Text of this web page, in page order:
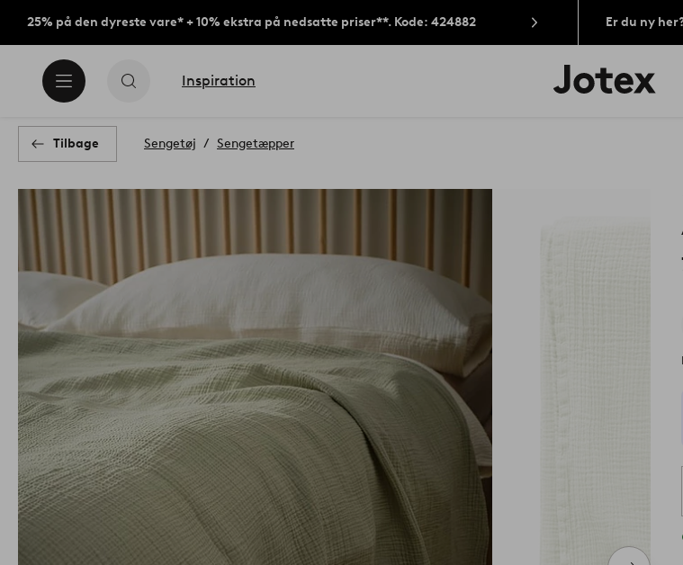
25% på den dyreste vare* + 10% ekstra på nedsatte priser**. Kode: 424882 Er du ny
Inspiration
Jotex
logo
Tilbage Sengetøj Sengetæpper